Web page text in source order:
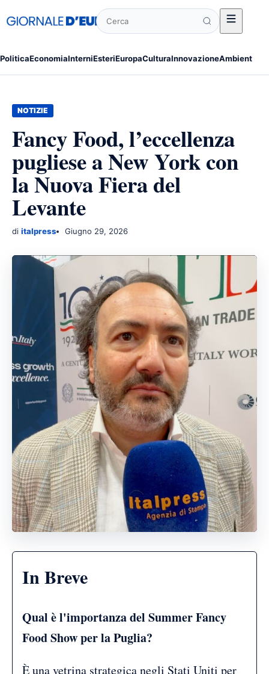
PoliticaEconomiaInterniEsteriEuropaCulturaInnovazioneAmbiente
Cerca
NOTIZIE
Fancy Food, l’eccellenza
pugliese a New York con
la Nuova Fiera del
Levante
di italpress Giugno 29, 2026
In Breve
Qual è l'importanza del Summer Fancy
Food Show per la Puglia?
È una vetrina strategica negli Stati Uniti per